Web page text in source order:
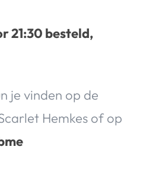
21:30 besteld,
je vinden op de
Hemkes of op